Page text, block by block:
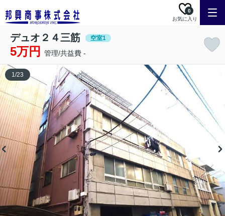
お気に入り
0
デュオ２４三筋 空室1
5万円 管理/共益費 -
1/23